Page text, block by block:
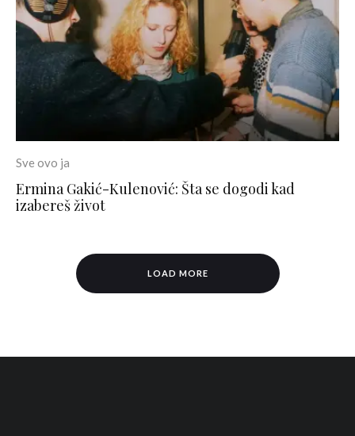
Sve ovo ja
Ermina Gakić-Kulenović: Šta se dogodi kad
izabereš život
LOAD MORE